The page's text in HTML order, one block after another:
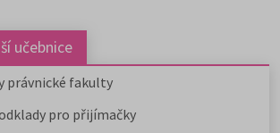
učebnice
právnické fakulty
pro přijímačky